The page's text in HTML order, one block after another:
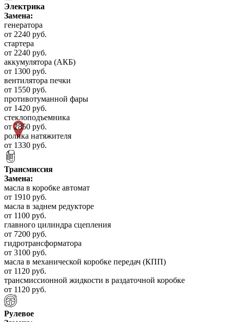
Электрика
Замена:
генератора
от 2240 руб.
стартера
от 2240 руб.
аккумулятора (АКБ)
от 1300 руб.
вентилятора печки
от 1550 руб.
противотуманной фары
от 1420 руб.
стеклоподъемника
от 2850 руб.
ролика натяжителя
от 1330 руб.
Трансмиссия
Замена:
масла в коробке автомат
от 1910 руб.
масла в заднем редукторе
от 1100 руб.
главного цилиндра сцепления
от 7200 руб.
гидротрансформатора
от 3100 руб.
масла в механической коробке передач (КПП)
от 1120 руб.
трансмиссионной жидкости в раздаточной коробке
от 1120 руб.
Рулевое